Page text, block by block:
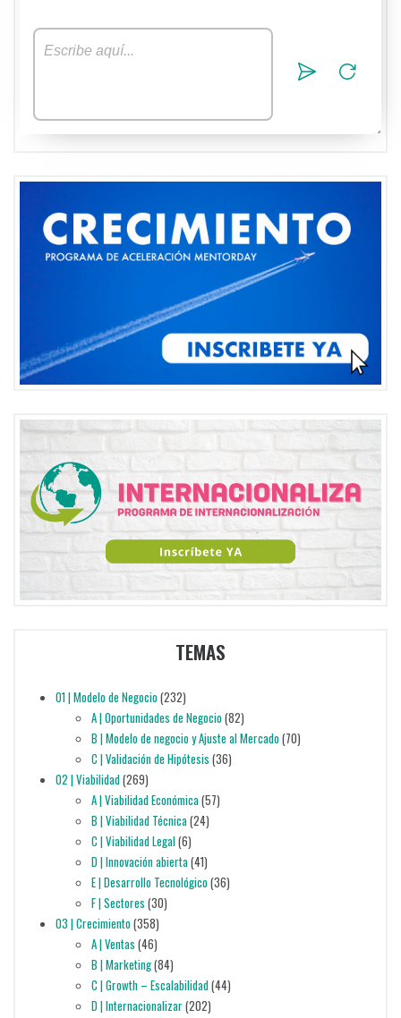
TEMAS
01 | Modelo de Negocio(232)
A | Oportunidades de Negocio(82)
B | Modelo de negocio y Ajuste al Mercado(70)
C | Validación de Hipótesis (36)
02 | Viabilidad(269)
A | Viabilidad Económica(57)
B | Viabilidad Técnica(24)
C | Viabilidad Legal(6)
D | Innovación abierta(41)
E | Desarrollo Tecnológico(36)
F | Sectores (30)
03 | Crecimiento(358)
A | Ventas (46)
B | Marketing(84)
C | Growth – Escalabilidad(44)
D | Internacionalizar(202)